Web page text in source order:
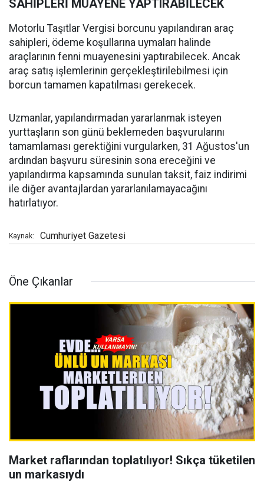
SAHİPLERİ MUAYENE YAPTIRABİLECEK
Motorlu Taşıtlar Vergisi borcunu yapılandıran araç
sahipleri, ödeme koşullarına uymaları halinde
araçlarının fenni muayenesini yaptırabilecek. Ancak
araç satış işlemlerinin gerçekleştirilebilmesi için
borcun tamamen kapatılması gerekecek.
Uzmanlar, yapılandırmadan yararlanmak isteyen
yurttaşların son günü beklemeden başvurularını
tamamlaması gerektiğini vurgularken, 31 Ağustos'un
ardından başvuru süresinin sona ereceğini ve
yapılandırma kapsamında sunulan taksit, faiz indirimi
ile diğer avantajlardan yararlanılamayacağını
hatırlatıyor.
Kaynak: Cumhuriyet Gazetesi
Öne Çıkanlar
Market raflarından toplatılıyor! Sıkça tüketilen
un markasıydı